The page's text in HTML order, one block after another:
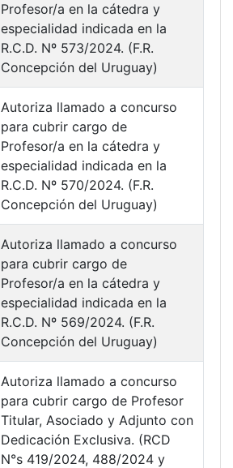
Profesor/a en la cátedra y
especialidad indicada en la
R.C.D. Nº 573/2024. (F.R.
Concepción del Uruguay)
Autoriza llamado a concurso
para cubrir cargo de
Profesor/a en la cátedra y
especialidad indicada en la
R.C.D. Nº 570/2024. (F.R.
Concepción del Uruguay)
Autoriza llamado a concurso
para cubrir cargo de
Profesor/a en la cátedra y
especialidad indicada en la
R.C.D. Nº 569/2024. (F.R.
Concepción del Uruguay)
Autoriza llamado a concurso
para cubrir cargo de Profesor
Titular, Asociado y Adjunto con
Dedicación Exclusiva. (RCD
N°s 419/2024, 488/2024 y